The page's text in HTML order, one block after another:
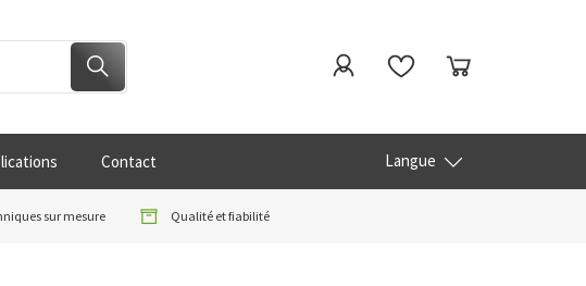
Contact Langue
sur mesure Qualité et fiabilité